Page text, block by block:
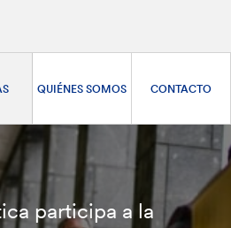
QUIÉNES SOMOS CONTACTO
participa a la